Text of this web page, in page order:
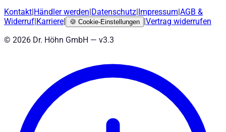
Kontakt Händler werden Datenschutz Impressum AGB &
Widerruf Karriere 🍪 Cookie-Einstellungen
Vertrag widerrufen
© 2026 Dr. Höhn GmbH — v3.3